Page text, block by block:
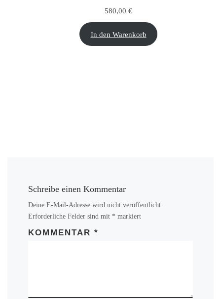
580,00 €
In den Warenkorb
Schreibe einen Kommentar
Deine E-Mail-Adresse wird nicht veröffentlicht.
Erforderliche Felder sind mit * markiert
KOMMENTAR*